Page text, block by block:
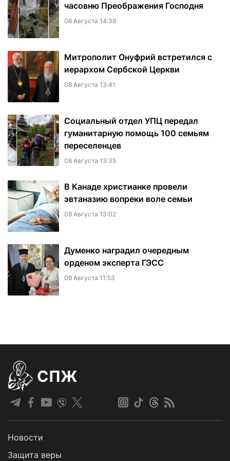
часовню Преображения Господня
08 Августа 14:38
Митрополит Онуфрий встретился с
иерархом Сербской Церкви
08 Августа 13:41
Социальный отдел УПЦ передал
гуманитарную помощь 100 семьям
переселенцев
08 Августа 13:35
В Канаде христианке провели
эвтаназию вопреки воле семьи
08 Августа 13:02
Думенко наградил очередным
орденом эксперта ГЭСС
08 Августа 11:53
СПЖ
Новости
Защита веры